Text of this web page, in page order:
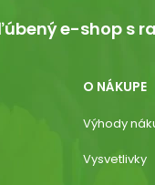
e-shop s
O NÁKUPE
Výhody
Vysvetlivky